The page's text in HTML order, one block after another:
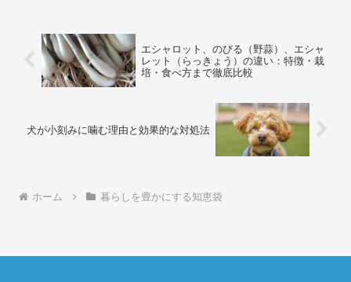
エシャロット、のびる（野蒜）、エシャ
レット（らっきょう）の違い：特徴・栽
培・食べ方まで徹底比較
犬が小刻みに噛む理由と効果的な対処法
ホーム 暮らしを豊かにする知恵袋